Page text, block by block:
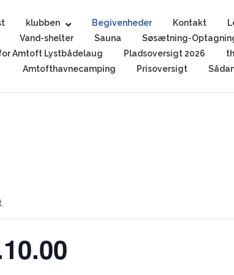
klubben Begivenheder Kontakt
Vand-shelter Sauna Søsætning-
Amtoft Lystbådelaug
Pladsoversigt 2026
Amtofthavnecamping
Prisoversigt